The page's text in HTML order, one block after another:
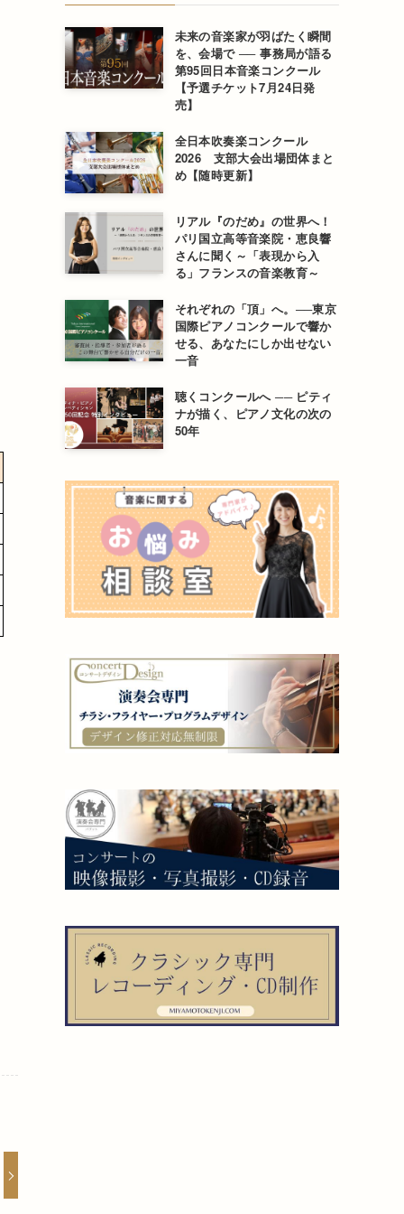
未来の音楽家が羽ばたく瞬間
を、会場で ── 事務局が語る
第95回日本音楽コンクール
【予選チケット7月24日発
売】
全日本吹奏楽コンクール
2026 支部大会出場団体まと
め【随時更新】
リアル『のだめ』の世界へ！
パリ国立高等音楽院・恵良響
さんに聞く～「表現から入
る」フランスの音楽教育～
それぞれの「頂」へ。──東京
国際ピアノコンクールで響か
せる、あなたにしか出せない
一音
聴くコンクールへ ── ピティ
ナが描く、ピアノ文化の次の
50年